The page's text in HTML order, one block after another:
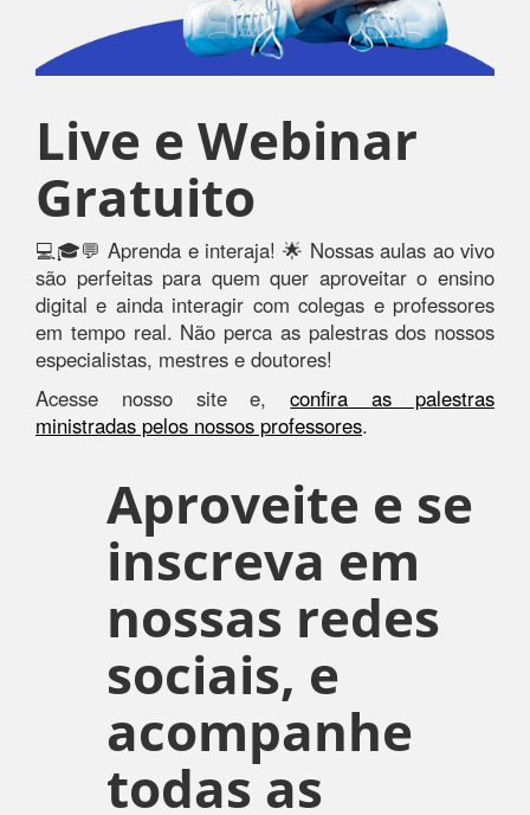
Live e Webinar
Gratuito
💻🎓💬 Aprenda e interaja! 🌟 Nossas aulas ao vivo
são perfeitas para quem quer aproveitar o ensino
digital e ainda interagir com colegas e professores
em tempo real. Não perca as palestras dos nossos
especialistas, mestres e doutores!
Acesse nosso site e,confira as palestras
ministradas pelos nossos professores.
Aproveite e se
inscreva em
nossas redes
sociais, e
acompanhe
todas as